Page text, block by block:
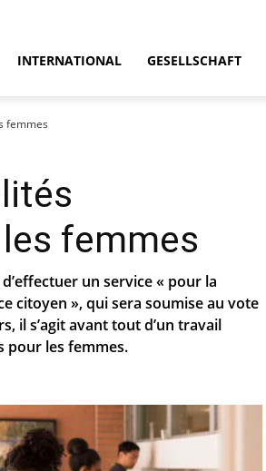
INTERNATIONAL GESELLSCHAFT
femmes
femmes
un service « pour la
citoyen », qui sera soumise au vote
il s’agit avant tout d’un travail
pour les femmes.